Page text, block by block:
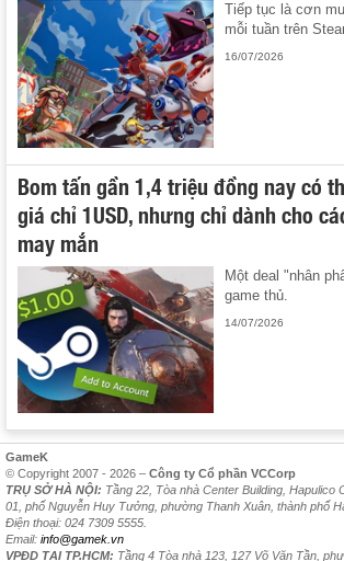
Tiếp tục là cơn
mỗi tuần trên
16/07/2026
Bom tấn gần 1,4 triệu đồng nay có
giá chỉ 1USD, nhưng chỉ dành cho
may mắn
Một deal "nhân
game thủ.
14/07/2026
GameK
© Copyright 2007 - 2026 – Công ty Cổ phần VCCorp
TRỤ SỞ HÀ NỘI: Tầng 22, Tòa nhà Center Building, Hapulico
01, phố Nguyễn Huy Tưởng, phường Thanh Xuân, thành phố
Điện thoại: 024 7309 5555.
Email: info@gamek.vn
VPĐD TẠI TP.HCM: Tầng 4 Tòa nhà 123, 127 Võ Văn Tần,